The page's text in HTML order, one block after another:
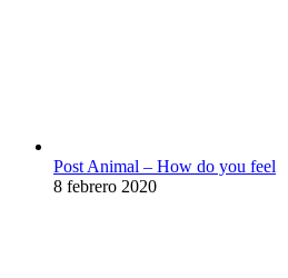
Post Animal – How do you feel
8 febrero 2020